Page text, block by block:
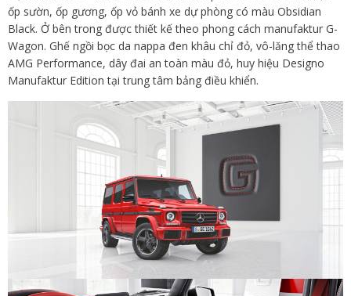
ốp sườn, ốp gương, ốp vỏ bánh xe dự phòng có màu Obsidian
Black. Ở bên trong được thiết kế theo phong cách manufaktur G-
Wagon. Ghế ngồi bọc da nappa đen khâu chỉ đỏ, vô-lăng thể thao
AMG Performance, dây đai an toàn màu đỏ, huy hiệu Designo
Manufaktur Edition tại trung tâm bảng điều khiển.